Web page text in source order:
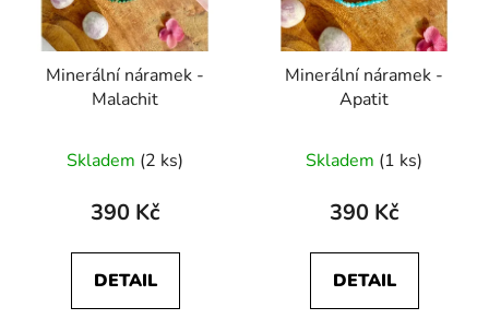
Minerální náramek -
Malachit
Skladem (2 ks)
390 Kč
DETAIL
Minerální náramek -
Apatit
Skladem (1 ks)
390 Kč
DETAIL